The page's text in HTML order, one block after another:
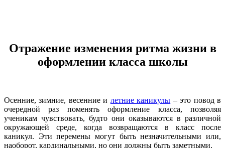
Отражение изменения ритма жизни в
оформлении класса школы
Осенние, зимние, весенние и летние каникулы – это повод в
очередной раз поменять оформление класса, позволяя
ученикам чувствовать, будто они оказываются в различной
окружающей среде, когда возвращаются в класс после
каникул. Эти перемены могут быть незначительными или,
наоборот, кардинальными, но они должны быть заметными.